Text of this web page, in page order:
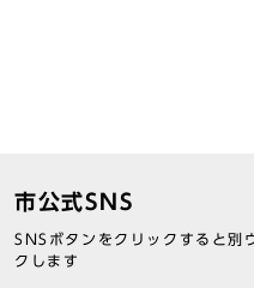
市公式SNS
SNSボタンをクリックすると別
クします